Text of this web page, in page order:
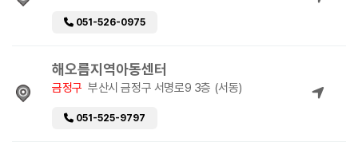
051-526-0975
해오름지역아동센터
금정구 부산시 금정구 서명로9 3층 (서동)
051-525-9797